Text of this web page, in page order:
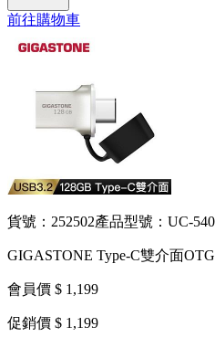
前往購物車
貨號：252502產品型號：UC-
GIGASTONE Type-C雙介面
會員價 $ 1,199
促銷價 $ 1,199